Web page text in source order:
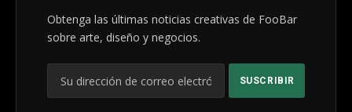
Obtenga las últimas noticias creativas de FooBar
sobre arte, diseño y negocios.